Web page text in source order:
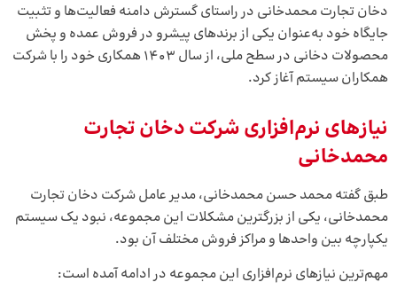
دخان تجارت محمدخانی در راستای گسترش دامنه فعالیت‌ها و تثبیت
جایگاه خود به‌عنوان یکی از برندهای پیشرو در فروش عمده و پخش
محصولات دخانی در سطح ملی، از سال 1403 همکاری خود را با شرکت
همکاران سیستم آغاز کرد.
نیازهای نرم‌افزاری شرکت دخان تجارت
محمدخانی
طبق گفته محمد حسن محمدخانی، مدیر عامل شرکت دخان تجارت
محمدخانی، یکی از بزرگترین مشکلات این مجموعه، نبود یک سیستم
یکپارچه بین واحدها و مراکز فروش مختلف آن بود.
مهم‌ترین نیازهای نرم‌افزاری این مجموعه در ادامه آمده است: